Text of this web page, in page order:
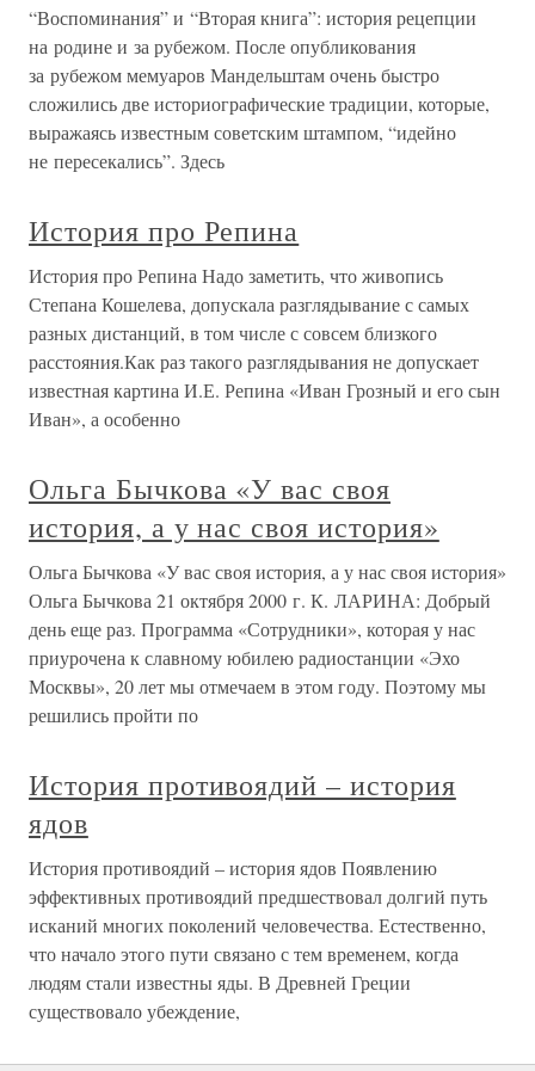
“Воспоминания” и “Вторая книга”: история рецепции
на родине и за рубежом. После опубликования
за рубежом мемуаров Мандельштам очень быстро
сложились две историографические традиции, которые,
выражаясь известным советским штампом, “идейно
не пересекались”. Здесь
История про Репина
История про Репина Надо заметить, что живопись
Степана Кошелева, допускала разглядывание с самых
разных дистанций, в том числе с совсем близкого
расстояния.Как раз такого разглядывания не допускает
известная картина И.Е. Репина «Иван Грозный и его сын
Иван», а особенно
Ольга Бычкова «У вас своя
история, а у нас своя история»
Ольга Бычкова «У вас своя история, а у нас своя история»
Ольга Бычкова 21 октября 2000 г. К. ЛАРИНА: Добрый
день еще раз. Программа «Сотрудники», которая у нас
приурочена к славному юбилею радиостанции «Эхо
Москвы», 20 лет мы отмечаем в этом году. Поэтому мы
решились пройти по
История противоядий – история
ядов
История противоядий – история ядов Появлению
эффективных противоядий предшествовал долгий путь
исканий многих поколений человечества. Естественно,
что начало этого пути связано с тем временем, когда
людям стали известны яды. В Древней Греции
существовало убеждение,